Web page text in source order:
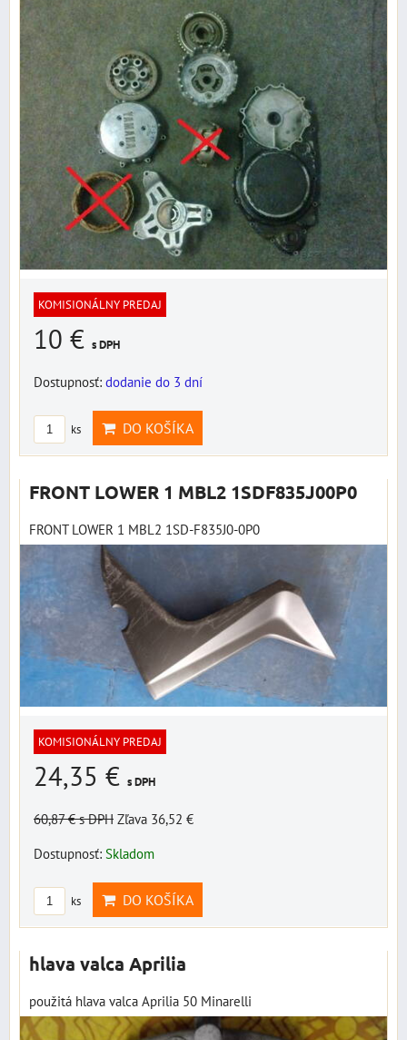
KOMISIONÁLNY PREDAJ
10 € s DPH
Dostupnosť: dodanie do 3 dní
ks DO KOŠÍKA
FRONT LOWER 1 MBL2 1SDF835J00P0
FRONT LOWER 1 MBL2 1SD-F835J0-0P0
KOMISIONÁLNY PREDAJ
24,35 € s DPH
60,87 €s DPH Zľava 36,52 €
Dostupnosť: Skladom
ks DO KOŠÍKA
hlava valca Aprilia
použitá hlava valca Aprilia 50 Minarelli